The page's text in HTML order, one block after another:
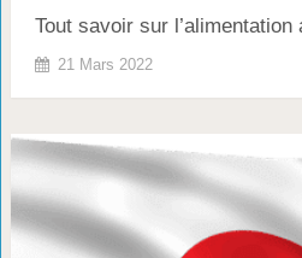
Tout savoir sur l’alimentation
21 Mars 2022